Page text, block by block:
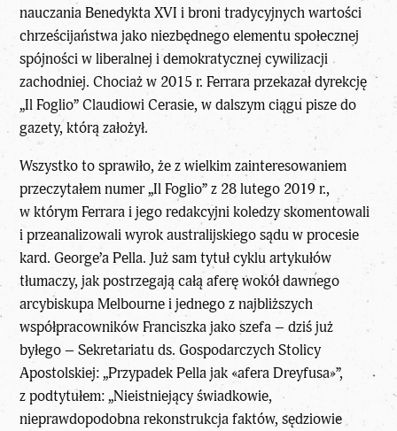
nauczania Benedykta XVI i broni tradycyjnych wartości
chrześcijaństwa jako niezbędnego elementu społecznej
spójności w liberalnej i demokratycznej cywilizacji
zachodniej. Chociaż w 2015 r. Ferrara przekazał dyrekcję
„Il Foglio” Claudiowi Cerasie, w dalszym ciągu pisze do
gazety, którą założył.
Wszystko to sprawiło, że z wielkim zainteresowaniem
przeczytałem numer „Il Foglio” z 28 lutego 2019 r.,
w którym Ferrara i jego redakcyjni koledzy skomentowali
i przeanalizowali wyrok australijskiego sądu w procesie
kard. George’a Pella. Już sam tytuł cyklu artykułów
tłumaczy, jak postrzegają całą aferę wokół dawnego
arcybiskupa Melbourne i jednego z najbliższych
współpracowników Franciszka jako szefa – dziś już
byłego – Sekretariatu ds. Gospodarczych Stolicy
Apostolskiej: „Przypadek Pella jak «afera Dreyfusa»”,
z podtytułem: „Nieistniejący świadkowie,
nieprawdopodobna rekonstrukcja faktów, sędziowie